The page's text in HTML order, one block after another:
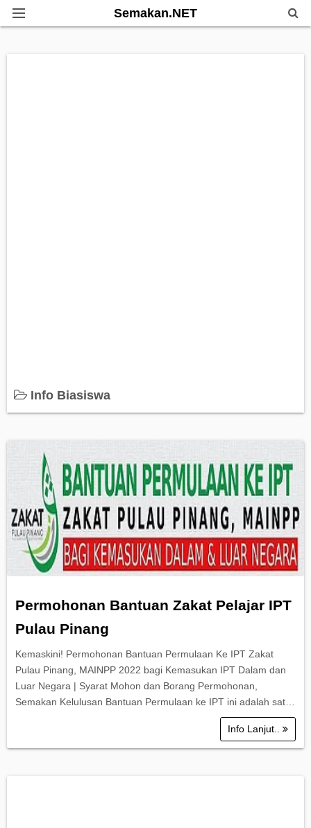
Semakan.NET
Info Biasiswa
Permohonan Bantuan Zakat Pelajar IPT
Pulau Pinang
Kemaskini! Permohonan Bantuan Permulaan Ke IPT Zakat
Pulau Pinang, MAINPP 2022 bagi Kemasukan IPT Dalam dan
Luar Negara | Syarat Mohon dan Borang Permohonan,
Semakan Kelulusan Bantuan Permulaan ke IPT ini adalah sat…
Info Lanjut..